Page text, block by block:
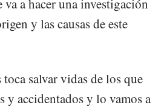
va a hacer una investigación
y las causas de este
salvar vidas de los que
y accidentados y lo vamos a